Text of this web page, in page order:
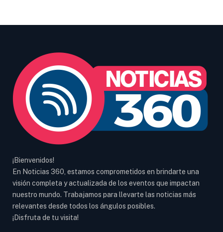
¡Bienvenidos!
En Noticias 360, estamos comprometidos en brindarte una
visión completa y actualizada de los eventos que impactan
nuestro mundo. Trabajamos para llevarte las noticias más
relevantes desde todos los ángulos posibles.
¡Disfruta de tu visita!